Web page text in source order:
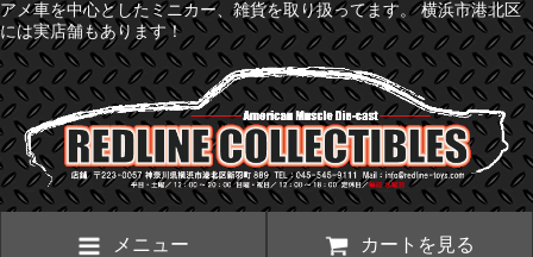
アメ車を中心としたミニカー、雑貨を取り扱ってます。 横浜市港北区
には実店舗もあります！
メニュー カートを見る